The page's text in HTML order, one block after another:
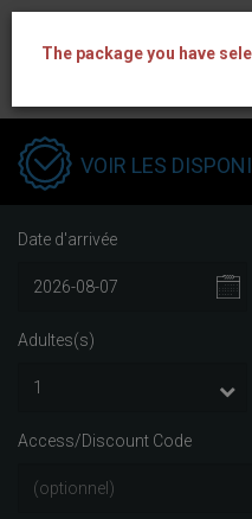
VOIR LES
Date d'arrivée
Adultes(s)
Access/Discount Code
The package you have